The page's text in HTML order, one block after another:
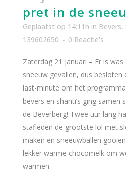
pret in de
Geplaatst op 14:11h in Bevers,
139602650
0 Reactie's
Zaterdag 21 januari – Er is
sneeuw gevallen, dus
last-minute om het
bevers en shanti’s ging samen
de Beverberg! Twee uur lang
stafleden de grootste lol met
maken en sneeuwballen
lekker warme chocomelk om
warmen.